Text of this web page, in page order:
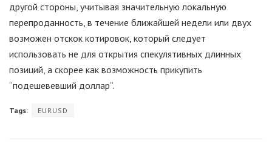
другой стороны, учитывая значительную локальную
перепроданность, в течение ближайшей недели или двух
возможен отскок котировок, который следует
использовать не для открытия спекулятивных длинных
позиций, а скорее как возможность прикупить
“подешевевший доллар”.
Tags: EURUSD